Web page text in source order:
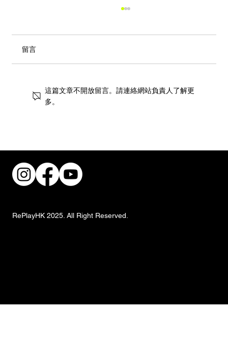
留言
這篇文章不開放留言。請連絡網站負責人了解更
多。
RePlayHK 2025. All Right Reserved.